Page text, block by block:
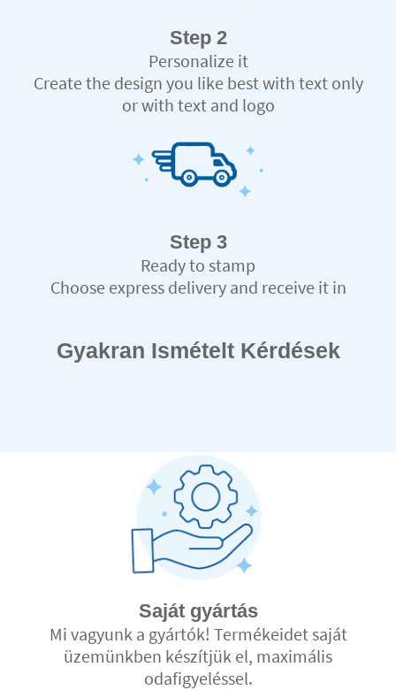
Step 2
Personalize it
Create the design you like best with text only
or with text and logo
Step 3
Ready to stamp
Choose express delivery and receive it in
Gyakran Ismételt Kérdések
Saját gyártás
Mi vagyunk a gyártók! Termékeidet saját
üzemünkben készítjük el, maximális
odafigyeléssel.